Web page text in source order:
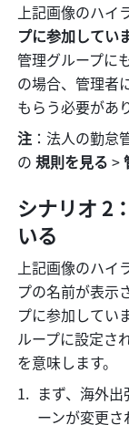
上記画像のハイ
プに参加してい
管理グループに
の場合、管理者
もらう必要があ
注 ：法人の勤
の 規則を見る >
シナリオ 2
いる
上記画像のハイ
プの名前が表示
プに参加してい
ループに設定さ
を意味します。
まず、海外
ーンが変更